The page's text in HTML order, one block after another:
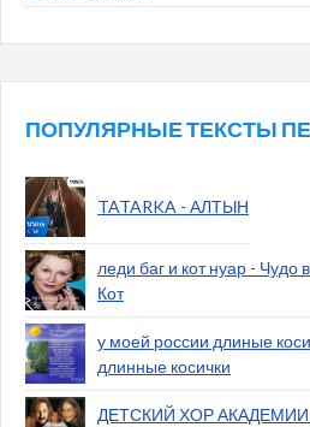
ПОПУЛЯРНЫЕ ТЕКСТЫ
TATARKA - АЛТЫН
леди баг и кот нуар - Чудо
Кот
у моей россии длиные
длинные косички
ДЕТСКИЙ ХОР АКАДЕМИИ